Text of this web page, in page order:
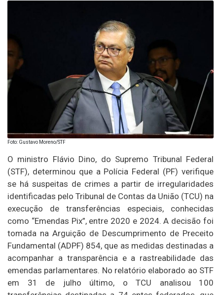
Foto: Gustavo Moreno/STF
O ministro Flávio Dino, do Supremo Tribunal Federal
(STF), determinou que a Polícia Federal (PF) verifique
se há suspeitas de crimes a partir de irregularidades
identificadas pelo Tribunal de Contas da União (TCU) na
execução de transferências especiais, conhecidas
como “Emendas Pix”, entre 2020 e 2024. A decisão foi
tomada na Arguição de Descumprimento de Preceito
Fundamental (ADPF) 854, que as medidas destinadas a
acompanhar a transparência e a rastreabilidade das
emendas parlamentares. No relatório elaborado ao STF
em 31 de julho último, o TCU analisou 100